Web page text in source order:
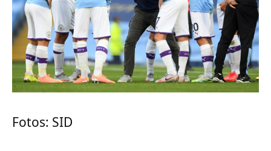
Fotos: SID